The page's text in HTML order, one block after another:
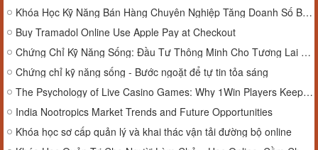
Khóa Học Kỹ Năng Bán Hàng Chuyên Nghiệp Tăng Doanh Số Bền Vững
Buy Tramadol Online Use Apple Pay at Checkout
Chứng Chỉ Kỹ Năng Sống: Đầu Tư Thông Minh Cho Tương Lai Vững Chắc!
Chứng chỉ kỹ năng sống - Bước ngoặt để tự tin tỏa sáng
The Psychology of Live Casino Games: Why 1Win Players Keep Coming Back
India Nootropics Market Trends and Future Opportunities
Khóa học sơ cấp quản lý và khai thác vận tải đường bộ online